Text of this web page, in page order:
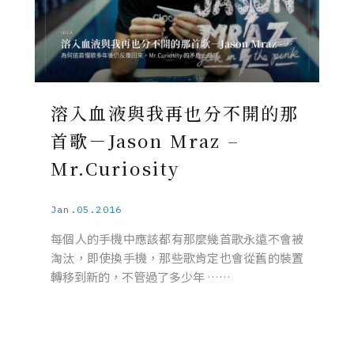
溶入血液與我再也分不開的那
首歌－Jason Mraz –
Mr.Curiosity
Jan.05.2016
每個人的手機中應該都有那麼幾首歌永遠不會被
淘汰，即使換手機，那些歌肯定也會從舊的裝置
轉移到新的，不管過了多少年 ……